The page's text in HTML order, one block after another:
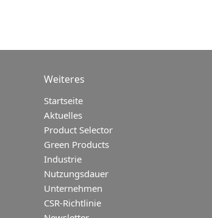
Weiteres
Startseite
Aktuelles
Product Selector
Green Products
Industrie
Nutzungsdauer
Unternehmen
CSR-Richtlinie